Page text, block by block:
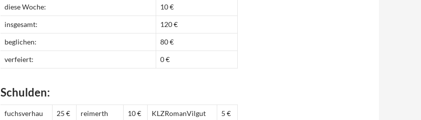
diese Woche: 10 €
insgesamt: 120 €
beglichen: 80 €
verfeiert: 0 €
Schulden:
fuchsverhau 25 € reimerth 10 € KLZRomanVilgut 5 €